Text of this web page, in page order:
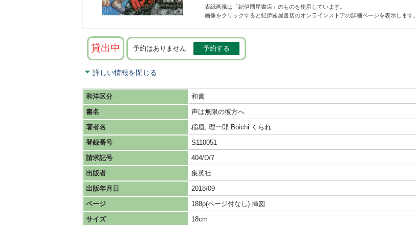
表紙画像は「紀伊國屋書店」のものを使用しています。
画像をクリックすると紀伊國屋書店のオンラインストアの詳細ページを表示します。
貸出中 予約はありません 予約する
詳しい情報を閉じる
和洋区分
和書
書名
声は無限の彼方へ
著者名
稲垣, 理一郎 Boichi くられ
登録番号
S110051
請求記号
404/D/7
出版者
集英社
出版年月日
2018/09
ページ
188p(ページ付なし) 挿図
サイズ
18cm